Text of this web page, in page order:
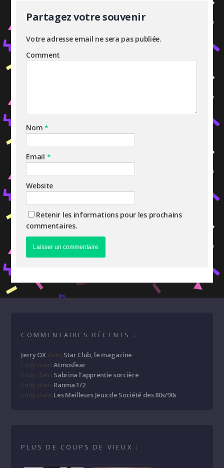
Partagez votre souvenir
Votre adresse email ne sera pas publiée.
Comment
Nom*
Email *
Website
Retenir les informations pour les prochains
commentaires.
COMMENTAIRES RÉCENTS :
Jerry OXdans Star Club, le magazine
dansAtmosfear
Sabrina l’apprentie sorcière
Ranma 1/2
Les Meilleurs Jeux de Société des 80s/90s
PLUS DE COUPS DE VIEUX :